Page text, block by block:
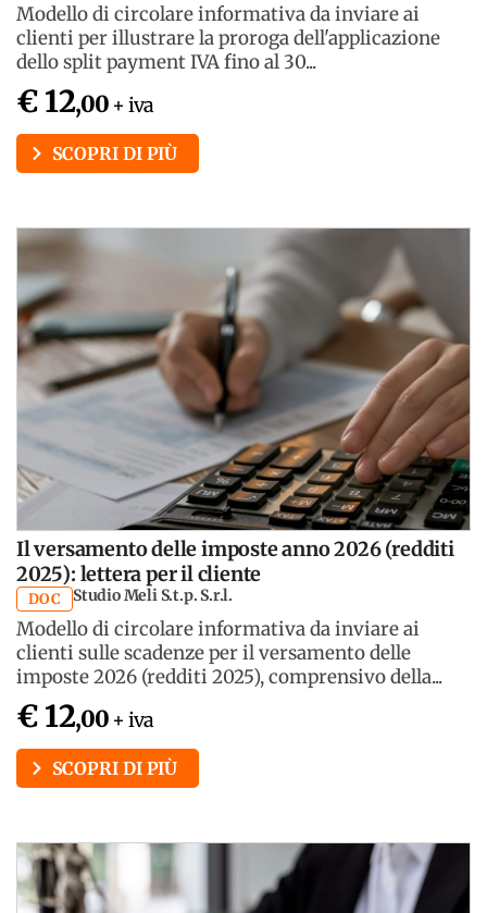
Modello di circolare informativa da inviare ai
clienti per illustrare la proroga dell'applicazione
dello split payment IVA fino al 30...
€ 12,00 + iva
SCOPRI DI PIÙ
Il versamento delle imposte anno 2026 (redditi
2025): lettera per il cliente
DOC Studio Meli S.t.p. S.r.l.
Modello di circolare informativa da inviare ai
clienti sulle scadenze per il versamento delle
imposte 2026 (redditi 2025), comprensivo della...
€ 12,00 + iva
SCOPRI DI PIÙ